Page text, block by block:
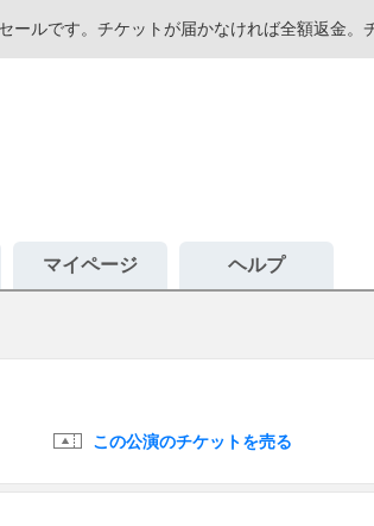
ルです。チケットが届かなければ全額返金
マイページ ヘルプ
この公演のチケットを売る